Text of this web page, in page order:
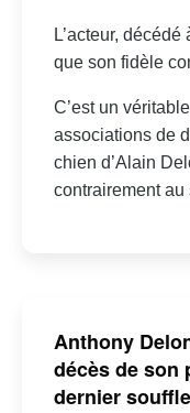
L’acteur,
que son fidèle
C’est un
associations de
chien d’Alain
contrairement au
Anthony
décès de son
dernier